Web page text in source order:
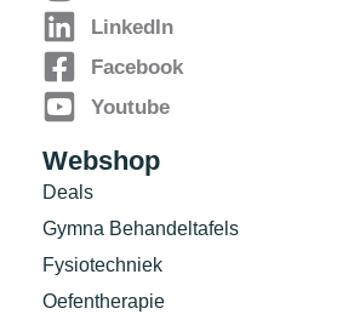
LinkedIn
Facebook
Youtube
Webshop
Deals
Gymna Behandeltafels
Fysiotechniek
Oefentherapie